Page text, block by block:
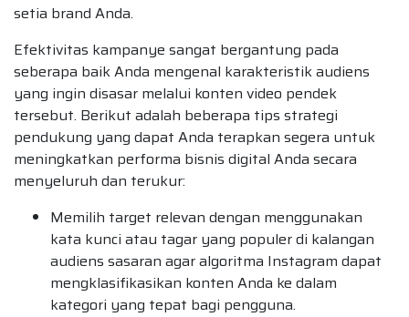
setia brand Anda.
Efektivitas kampanye sangat bergantung pada
seberapa baik Anda mengenal karakteristik audiens
yang ingin disasar melalui konten video pendek
tersebut. Berikut adalah beberapa tips strategi
pendukung yang dapat Anda terapkan segera untuk
meningkatkan performa bisnis digital Anda secara
menyeluruh dan terukur:
Memilih target relevan dengan menggunakan
kata kunci atau tagar yang populer di kalangan
audiens sasaran agar algoritma Instagram dapat
mengklasifikasikan konten Anda ke dalam
kategori yang tepat bagi pengguna.